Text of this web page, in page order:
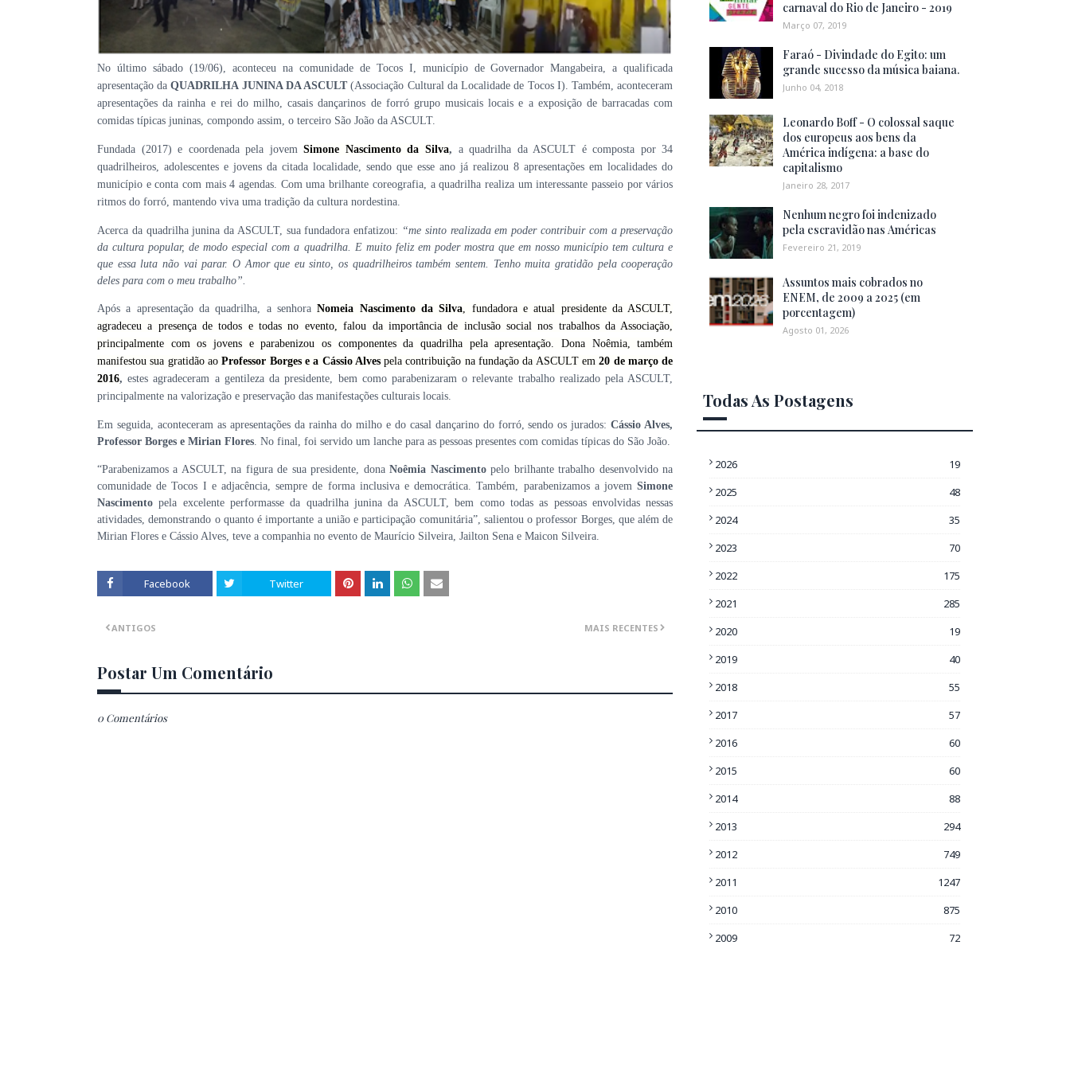
No último sábado (19/06), aconteceu na comunidade de Tocos I, município de Governador Mangabeira, a qualificada
apresentação daQUADRILHA JUNINA DA ASCULT (Associação Cultural da Localidade de Tocos I). Também, aconteceram
apresentações da rainha e rei do milho, casais dançarinos de forró grupo musicais locais e a exposição de barracadas com
comidas típicas juninas, compondo assim, o terceiro São João da ASCULT.
Fundada (2017) e coordenada pela jovemSimone Nascimento da Silva, a quadrilha da ASCULT é composta por 34
quadrilheiros, adolescentes e jovens da citada localidade, sendo que esse ano já realizou 8 apresentações em localidades do
município e conta com mais 4 agendas. Com uma brilhante coreografia, a quadrilha realiza um interessante passeio por vários
ritmos do forró, mantendo viva uma tradição da cultura nordestina.
Acerca da quadrilha junina da ASCULT, sua fundadora enfatizou: “me sinto realizada em poder contribuir com a preservação
da cultura popular, de modo especial com a quadrilha. E muito feliz em poder mostra que em nosso município tem cultura e
que essa luta não vai parar. O Amor que eu sinto, os quadrilheiros também sentem. Tenho muita gratidão pela cooperação
deles para com o meu trabalho”.
Após a apresentação da quadrilha, a senhoraNomeia Nascimento da Silva, fundadora e atual presidente da ASCULT,
agradeceu a presença de todos e todas no evento, falou da importância de inclusão social nos trabalhos da Associação,
principalmente com os jovens e parabenizou os componentes da quadrilha pela apresentação. Dona Noêmia, também
manifestou sua gratidão aoProfessor Borges e a Cássio Alvespela contribuição na fundação da ASCULT em20 de março de
2016,estes agradeceram a gentileza da presidente, bem como parabenizaram o relevante trabalho realizado pela ASCULT,
principalmente na valorização e preservação das manifestações culturais locais.
Em seguida, aconteceram as apresentações da rainha do milho e do casal dançarino do forró, sendo os jurados:Cássio Alves,
Professor Borges e Mirian Flores. No final, foi servido um lanche para as pessoas presentes com comidas típicas do São João.
“Parabenizamos a ASCULT, na figura de sua presidente, donaNoêmia Nascimentopelo brilhante trabalho desenvolvido na
comunidade de Tocos I e adjacência, sempre de forma inclusiva e democrática. Também, parabenizamos a jovemSimone
Nascimento pela excelente performasse da quadrilha junina da ASCULT, bem como todas as pessoas envolvidas nessas
atividades, demonstrando o quanto é importante a união e participação comunitária”, salientou o professor Borges, que além de
Mirian Flores e Cássio Alves, teve a companhia no evento de Maurício Silveira, Jailton Sena e Maicon Silveira.
Facebook Twitter
MAIS RECENTES
ANTIGOS
Postar Um Comentário
0 Comentários
carnaval do Rio de Janeiro - 2019
Março 07, 2019
Faraó - Divindade do Egito: um
grande sucesso da música baiana.
Junho 04, 2018
Leonardo Boff - O colossal saque
dos europeus aos bens da
América indígena: a base do
capitalismo
Janeiro 28, 2017
Nenhum negro foi indenizado
pela escravidão nas Américas
Fevereiro 21, 2019
Assuntos mais cobrados no
ENEM, de 2009 a 2025 (em
porcentagem)
Agosto 01, 2026
Todas As Postagens
2026
19
2025
48
2024
35
2023
70
2022
175
2021
285
2020
19
2019
40
2018
55
2017
57
2016
60
2015
60
2014
88
2013
294
2012
749
2011
1247
2010
875
2009
72